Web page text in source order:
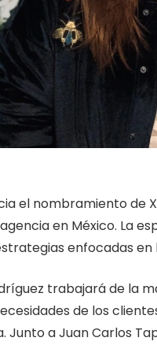
el nombramiento de
en México. La
enfocadas
trabajará de la
de los
a Juan Carlos